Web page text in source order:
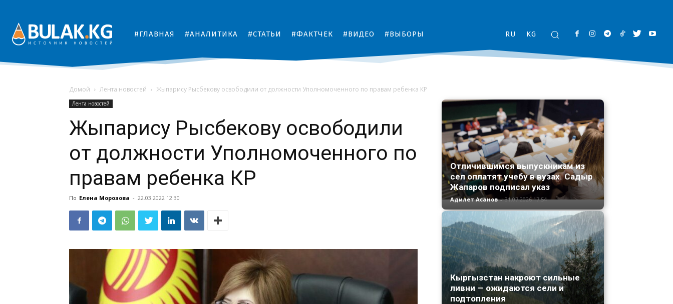
#ГЛАВНАЯ #АНАЛИТИКА #СТАТЬИ #ФАКТЧЕК #ВИДЕО #ВЫБОРЫ RU KG
Домой Лента новостей Жыпарису Рысбекову освободили от должности Уполномоченного по правам ребенка КР
Лента новостей
Жыпарису Рысбекову освободили
от должности Уполномоченного по
правам ребенка КР
По Елена Морозова - 22.03.2022 12:30
Отличившимся выпускникам из
сел оплатят учебу в вузах. Садыр
Жапаров подписал указ
Адилет Асанов - 31.07.2026 17:54
Кыргызстан накроют сильные
ливни — ожидаются сели и
подтопления